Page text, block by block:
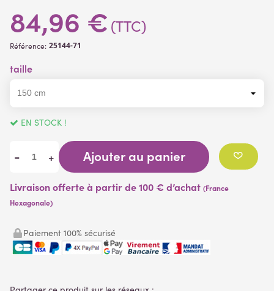
84,96 € (TTC)
Référence: 25144-71
taille
EN STOCK !
- + Ajouter au panier
Livraison offerte à partir de 100 € d’achat (France
Hexagonale)
Paiement 100% sécurisé